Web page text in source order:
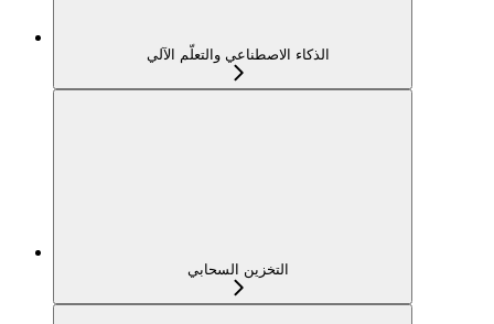
الذكاء الاصطناعي والتعلّم الآلي
التخزين السحابي